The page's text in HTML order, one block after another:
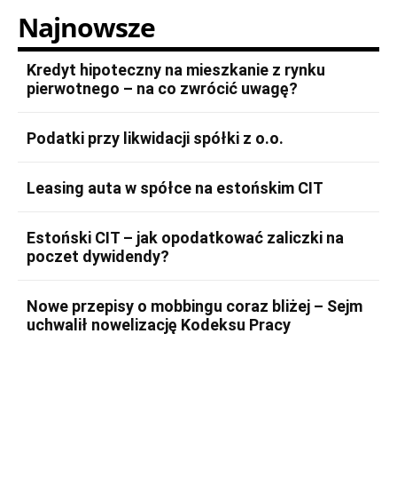
Najnowsze
Kredyt hipoteczny na mieszkanie z rynku
pierwotnego – na co zwrócić uwagę?
Podatki przy likwidacji spółki z o.o.
Leasing auta w spółce na estońskim CIT
Estoński CIT – jak opodatkować zaliczki na
poczet dywidendy?
Nowe przepisy o mobbingu coraz bliżej – Sejm
uchwalił nowelizację Kodeksu Pracy